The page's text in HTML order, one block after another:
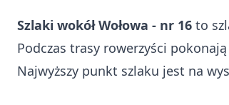
Szlaki wokół Wołowa - nr 16 to
Podczas trasy rowerzyści
Najwyższy punkt szlaku jest na